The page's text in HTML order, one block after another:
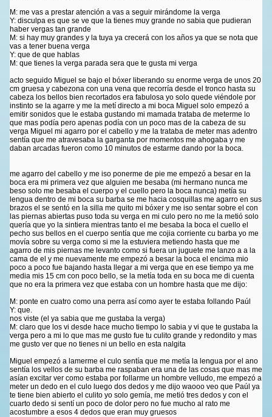
M: me vas a prestar atención a vas a seguir mirándome la verga
Y: disculpa es que se ve que la tienes muy grande no sabia que pudieran
haber vergas tan grande
M: si hay muy grandes y la tuya ya crecerá con los años ya que se nota que
vas a tener buena verga
Y: que de que hablas
M: que tienes la verga parada sera que te gusta mi verga
acto seguido Miguel se bajo el bóxer liberando su enorme verga de unos 20
cm gruesa y cabezona con una vena que recorría desde el tronco hasta su
cabeza los bellos bien recortados era fabulosa yo solo quede viéndole por
instinto se la agarre y me la metí directo a mi boca Miguel solo empezó a
emitir sonidos que le estaba gustando mi mamada trataba de meterme lo
que mas podía pero apenas podía con un poco mas de la cabeza de su
verga Miguel mi agarro por el cabello y me la trataba de meter mas adentro
sentía que me atravesaba la garganta por momentos me ahogaba y me
daban arcadas fueron como 10 minutos de estarme dando por la boca.
me agarro del cabello y me iso ponerme de pie me empezó a besar en la
boca era mi primera vez que alguien me besaba (mi hermano nunca me
beso solo me besaba el cuerpo y el cuello pero la boca nunca) metía su
lengua dentro de mi boca su barba se me hacia cosquillas me agarro en sus
brazos el se sentó en la silla me quito mi bóxer y me iso sentar sobre el con
las piernas abiertas puso toda su verga en mi culo pero no me la metió solo
quería que yo la sintiera mientras tanto el me besaba la boca el cuello el
pecho sus bellos en el cuerpo sentía que me cojia corriente cu barba yo me
movía sobre su verga como si me la estuviera metiendo hasta que me
agarro de mis piernas me levanto como si fuera un juguete me lanzo a a la
cama de el y me nuevamente me empezó a besar la boca el encima mio
poco a poco fue bajando hasta llegar a mi verga que en ese tiempo ya me
media mis 15 cm con poco bello, se la metía toda en su boca me di cuenta
que no era la primera vez que estaba con un hombre hasta que me dijo:
M: ponte en cuatro como una perra así como ayer te estaba follando Paúl
Y: que.
nos viste (el ya sabia que me gustaba la verga)
M: claro que los vi desde hace mucho tiempo lo sabia y vi que te gustaba la
verga pero a mi lo que mas me gusto fue tu culito grande y redondito y mas
me gusto ver que no tienes ni un bello en esta nalgita
Miguel empezó a lamerme el culo sentía que me metía la lengua por el ano
sentía los vellos de su barba me raspaban era una de las cosas que mas me
asían excitar ver como estaba por follarme un hombre velludo, me empezó a
meter un dedo en el culo luego dos dedos y me dijo waooo veo que Paúl ya
te tiene bien abierto el culito yo solo gemía, me metió tres dedos y con el
cuarto dedo si sentí un poco de dolor pero no fue mucho al rato me
acostumbre a esos 4 dedos que eran muy gruesos